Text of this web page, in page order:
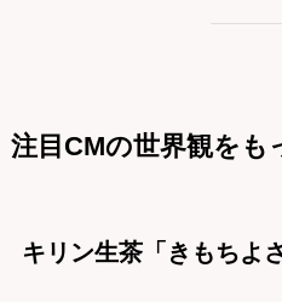
注目CMの世界観をも
キリン生茶「きもちよ